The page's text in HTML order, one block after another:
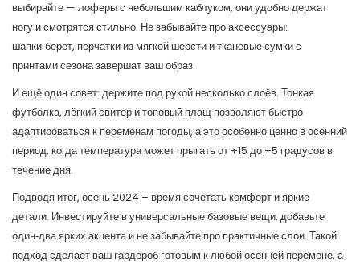
выбирайте — лоферы с небольшим каблуком, они удобно держат
ногу и смотрятся стильно. Не забывайте про аксессуары:
шапки‑берет, перчатки из мягкой шерсти и тканевые сумки с
принтами сезона завершат ваш образ.
И ещё один совет: держите под рукой несколько слоёв. Тонкая
футболка, лёгкий свитер и топовый плащ позволяют быстро
адаптироваться к переменам погоды, а это особенно ценно в осенний
период, когда температура может прыгать от +15 до +5 градусов в
течение дня.
Подводя итог, осень 2024 – время сочетать комфорт и яркие
детали. Инвестируйте в универсальные базовые вещи, добавьте
один‑два ярких акцента и не забывайте про практичные слои. Такой
подход сделает ваш гардероб готовым к любой осенней перемене, а